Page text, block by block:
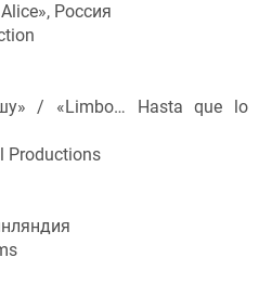
Россия
/ «Limbo… Hasta que lo
Productions